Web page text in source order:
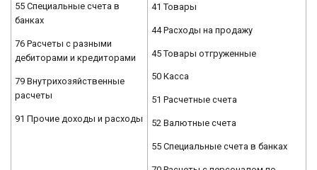
55 Специальные счета в
банках
76 Расчеты с разными
дебиторами и кредиторами
79 Внутрихозяйственные
расчеты
91 Прочие доходы и расходы
41 Товары
44 Расходы на продажу
45 Товары отгруженные
50 Касса
51 Расчетные счета
52 Валютные счета
55 Специальные счета в банках